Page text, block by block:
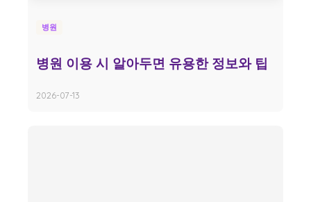
병원
병원 이용 시 알아두면 유용한 정보와 팁
2026-07-13